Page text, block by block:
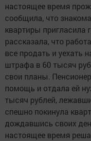
настоящее время
сообщила, что
квартиры пригласила
рассказала, что
все продать и уехать
штрафа в 60 тысяч
свои планы.
помощь и отдала ей
тысяч рублей,
спешно покинула
дождавшись своих
настоящее время